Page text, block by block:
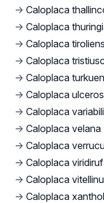
→ Caloplaca
→ Caloplaca
→ Caloplaca
→ Caloplaca
→ Caloplaca
→ Caloplaca
→ Caloplaca
→ Caloplaca
→ Caloplaca
→ Caloplaca
→ Caloplaca
→ Caloplaca